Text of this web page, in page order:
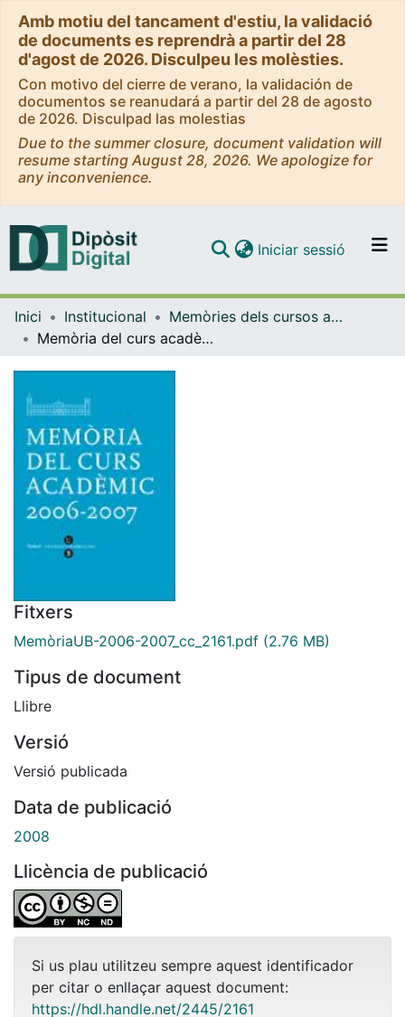
Amb motiu del tancament d'estiu, la validació
de documents es reprendrà a partir del 28
d'agost de 2026. Disculpeu les molèsties.
Con motivo del cierre de verano, la validación de
documentos se reanudará a partir del 28 de agosto
de 2026. Disculpad las molestias
Due to the summer closure, document validation will
resume starting August 28, 2026. We apologize for
any inconvenience.
Navega per tot el DD
Iniciar sessió (current)
Inici Institucional
Memòries dels cursos acadèmics - Universitat de Barcelona
Memòria del curs acadèmic 2006-2007
Fitxers
MemòriaUB-2006-2007_cc_2161.pdf (2.76 MB)
Tipus de document
Llibre
Versió
Versió publicada
Data de publicació
2008
Llicència de publicació
Si us plau utilitzeu sempre aquest identificador
per citar o enllaçar aquest document:
https://hdl.handle.net/2445/2161